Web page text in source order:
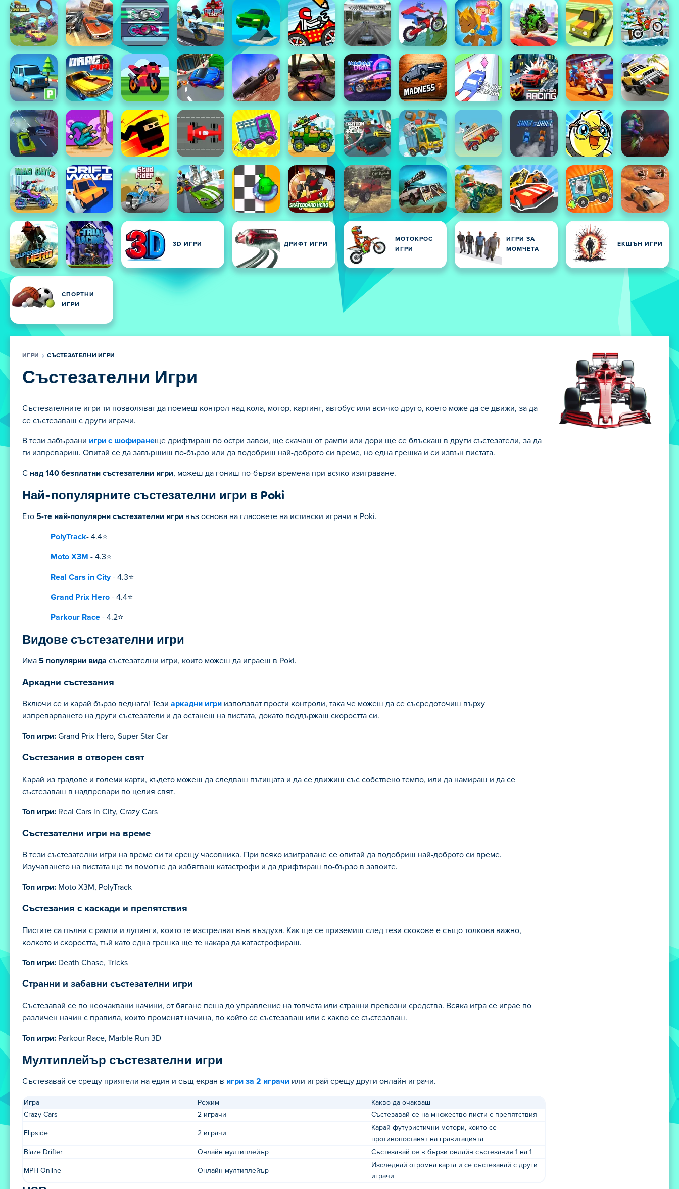
3D ИГРИ ДРИФТ ИГРИ
МОТОКРОС
ИГРИ
ИГРИ ЗА
МОМЧЕТА
ЕКШЪН ИГРИ
СПОРТНИ
ИГРИ
ИГРИ СЪСТЕЗАТЕЛНИ ИГРИ
Състезателни Игри
Състезателните игри ти позволяват да поемеш контрол над кола, мотор, картинг, автобус или всичко друго, което може да се движи, за да
се състезаваш с други играчи.
В тези забързани игри с шофиранеще дрифтираш по остри завои, ще скачаш от рампи или дори ще се блъскаш в други състезатели, за да
ги изпревариш. Опитай се да завършиш по-бързо или да подобриш най-доброто си време, но една грешка и си извън пистата.
С над 140 безплатни състезателни игри, можеш да гониш по-бързи времена при всяко изиграване.
Най-популярните състезателни игри в Poki
Ето 5-те най-популярни състезателни игри въз основа на гласовете на истински играчи в Poki.
PolyTrack- 4.4⭐
Moto X3M - 4.3⭐
Real Cars in City- 4.3⭐
Grand Prix Hero - 4.4⭐
Parkour Race - 4.2⭐
Видове състезателни игри
Има 5 популярни вида състезателни игри, които можеш да играеш в Poki.
Аркадни състезания
Включи се и карай бързо веднага! Тези аркадни игри използват прости контроли, така че можеш да се съсредоточиш върху
изпреварването на други състезатели и да останеш на пистата, докато поддържаш скоростта си.
Топ игри: Grand Prix Hero, Super Star Car
Състезания в отворен свят
Карай из градове и големи карти, където можеш да следваш пътищата и да се движиш със собствено темпо, или да намираш и да се
състезаваш в надпревари по целия свят.
Топ игри: Real Cars in City, Crazy Cars
Състезателни игри на време
В тези състезателни игри на време си ти срещу часовника. При всяко изиграване се опитай да подобриш най-доброто си време.
Изучаването на пистата ще ти помогне да избягваш катастрофи и да дрифтираш по-бързо в завоите.
Топ игри: Moto X3M, PolyTrack
Състезания с каскади и препятствия
Пистите са пълни с рампи и лупинги, които те изстрелват във въздуха. Как ще се приземиш след тези скокове е също толкова важно,
колкото и скоростта, тъй като една грешка ще те накара да катастрофираш.
Топ игри: Death Chase, Tricks
Странни и забавни състезателни игри
Състезавай се по неочаквани начини, от бягане пеша до управление на топчета или странни превозни средства. Всяка игра се играе по
различен начин с правила, които променят начина, по който се състезаваш или с какво се състезаваш.
Топ игри: Parkour Race, Marble Run 3D
Мултиплейър състезателни игри
Състезавай се срещу приятели на един и същ екран в игри за 2 играчи или играй срещу други онлайн играчи.
Игра Режим
Какво да очакваш
Crazy Cars
2 играчи Състезавай се на множество писти с препятствия
Flipside 2 играчи
Карай футуристични мотори, които се
противопоставят на гравитацията
Blaze Drifter
Онлайн мултиплейър Състезавай се в бързи онлайн състезания 1 на 1
MPH Online Онлайн мултиплейър
Изследвай огромна карта и се състезавай с други
играчи